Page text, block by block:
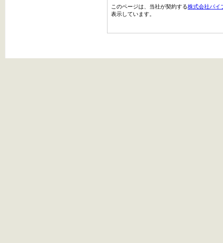
このページは、当社が契約する株式会社パイ
表示しています。